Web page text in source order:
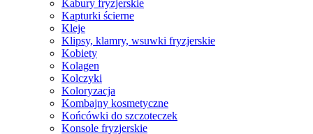
Kabury fryzjerskie
Kapturki ścierne
Kleje
Klipsy, klamry, wsuwki fryzjerskie
Kobiety
Kolagen
Kolczyki
Koloryzacja
Kombajny kosmetyczne
Końcówki do szczoteczek
Konsole fryzjerskie